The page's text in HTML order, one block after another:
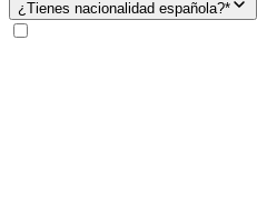
¿Tienes nacionalidad española?*